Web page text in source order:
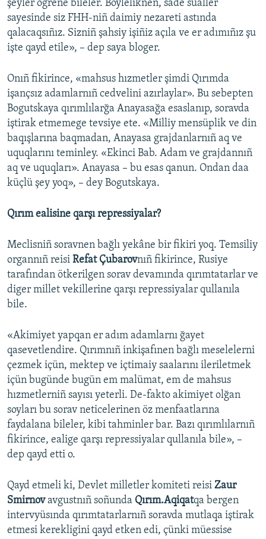
şeyler ögrene bileler. Böyleliknen, sade sualler
sayesinde siz FHH-niñ daimiy nezareti astında
qalacaqsıñız. Sizniñ şahsiy işiñiz açıla ve er adımıñız şu
işte qayd etile», – dep saya bloger.
Onıñ fikirince, «mahsus hızmetler şimdi Qırımda
işançsız adamlarnıñ cedvelini azırlaylar». Bu sebepten
Bogutskaya qırımlılarğa Anayasağa esaslanıp, soravda
iştirak etmemege tevsiye ete. «Milliy mensüplik ve din
baqışlarına baqmadan, Anayasa grajdanlarnıñ aq ve
uquqlarını teminley. «Ekinci Bab. Adam ve grajdannıñ
aq ve uquqları». Anayasa – bu esas qanun. Ondan daa
küçlü şey yoq», – dey Bogutskaya.
Qırım ealisine qarşı repressiyalar?
Meclisniñ soravnen bağlı yekâne bir fikiri yoq. Temsiliy
organnıñ reisi Refat Çubarovnıñ fikirince, Rusiye
tarafından ötkerilgen sorav devamında qırımtatarlar ve
diger millet vekillerine qarşı repressiyalar qullanıla
bile.
«Akimiyet yapqan er adım adamlarnı ğayet
qasevetlendire. Qırımnıñ inkişafınen bağlı meselelerni
çezmek içün, mektep ve içtimaiy saalarını ileriletmek
içün bugünde bugün em malümat, em de mahsus
hızmetlerniñ sayısı yeterli. De-fakto akimiyet olğan
soyları bu sorav neticelerinen öz menfaatlarına
faydalana bileler, kibi tahminler bar. Bazı qırımlılarnıñ
fikirince, ealige qarşı repressiyalar qullanıla bile», –
dep qayd etti o.
Qayd etmeli ki, Devlet milletler komiteti reisi Zaur
Smirnovavgustnıñ soñunda Qırım.Aqiqatqa bergen
intervyüsında qırımtatarlarnıñ soravda mutlaqa iştirak
etmesi kerekligini qayd etken edi, çünki müessise